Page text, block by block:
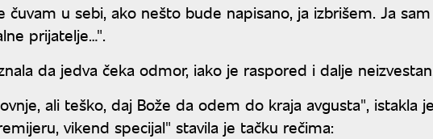
čuvam u sebi, ako nešto bude napisano, ja izbrišem. Ja sam
prijatelje…".
da jedva čeka odmor, iako je raspored i dalje
ali teško, daj Bože da odem do kraja avgusta", istakla
vikend specijal" stavila je tačku rečima: